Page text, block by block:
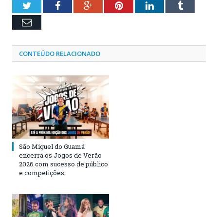
TwitterFacebookGoogle+PinterestLinkedInTumblr
Email
CONTEÚDO RELACIONADO
São Miguel do Guamá
encerra os Jogos de Verão
2026 com sucesso de público
e competições.